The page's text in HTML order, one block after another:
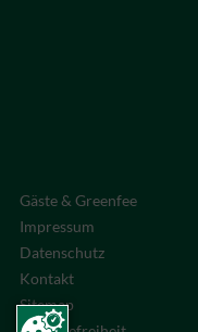
Gäste & Greenfee
Impressum
Datenschutz
Kontakt
Sitemap